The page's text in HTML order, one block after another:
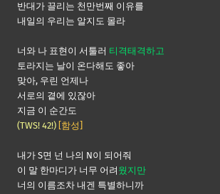
반대가 끌리는 천만번째 이유를
내일의 우리는 알지도 몰라
너와 나 표현이 서툴러 티격태격하고
토라지는 날이 온다해도 좋아
맞아, 우린 언제나
서로의 곁에 있잖아
지금 이 순간도
(TWS! 42!) [함성]
내가 S면 넌 나의 N이 되어줘
이 말 한마디가 너무 어려 웠지만
너의 이름조차 내겐 특별하니까